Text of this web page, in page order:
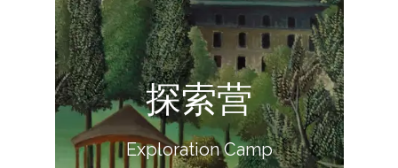
探索营
Exploration Camp
用体验式学习与真实世界探索，拓展视野、
建立自信，让每个孩子都有机会勇敢迈出第
一步。
阅读更多